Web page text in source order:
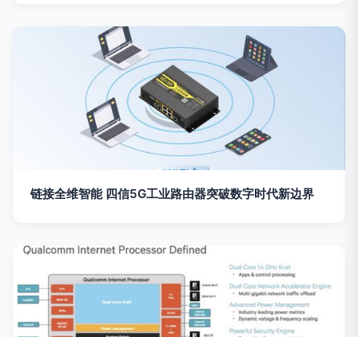
链接全维智能 四信5G工业路由器突破数字时代新边界